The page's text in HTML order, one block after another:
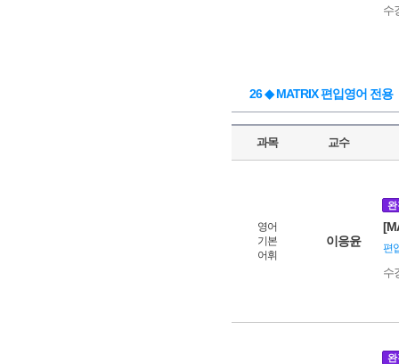
수
26 ◆ MATRIX 편입영어 전용
과목 교수
영어
기본
어휘
이응윤
완
편
수
완